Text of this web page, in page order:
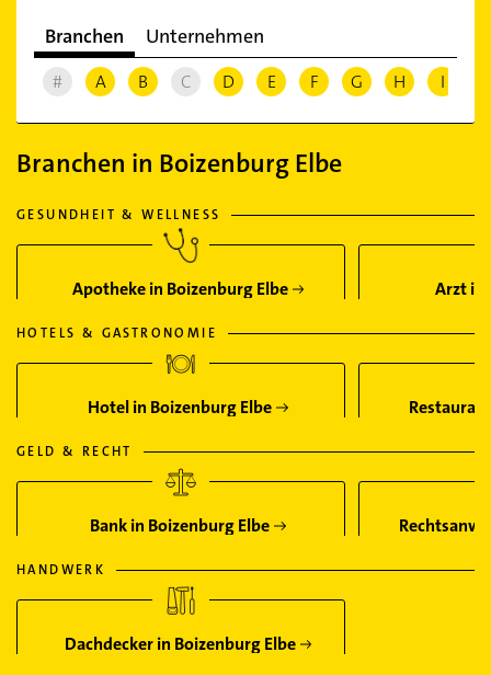
Branchen Unternehmen
# A B C D E F G H I
Branchen in Boizenburg Elbe
GESUNDHEIT & WELLNESS
Apotheke in Boizenburg Elbe Arzt in
HOTELS & GASTRONOMIE
Hotel in Boizenburg Elbe
GELD & RECHT
Bank in Boizenburg Elbe
HANDWERK
Dachdecker in Boizenburg Elbe